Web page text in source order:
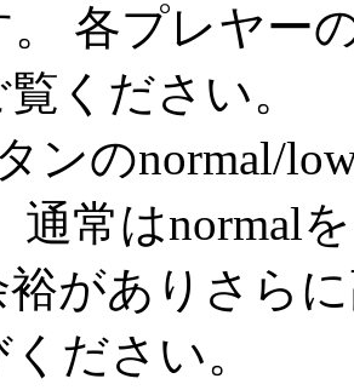
各プレヤー
ください。
ンのnormal/
通常はnormal
裕がありさら
ださい。